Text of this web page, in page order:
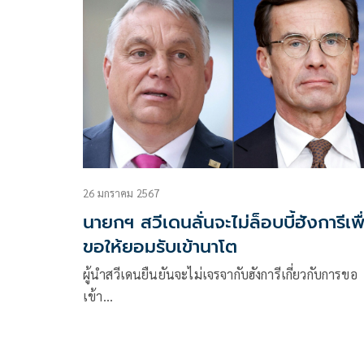
26 มกราคม 2567
นายกฯ สวีเดนลั่นจะไม่ล็อบบี้ฮังการีเ
ขอให้ยอมรับเข้านาโต
ผู้นำสวีเดนยืนยันจะไม่เจรจากับฮังการีเกี่ยวกับการขอ
เข้า…